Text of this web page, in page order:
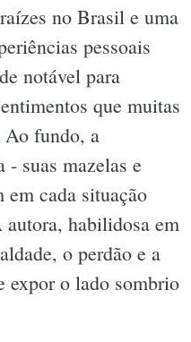
no Brasil e uma
pessoais
notável para
que muitas
Ao fundo, a
- suas mazelas e
em cada situação
habilidosa em
o perdão e a
expor o lado sombrio